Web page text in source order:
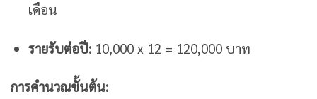
เดือน
รายรับต่อปี:10,000 x 12 = 120,000 บาท
การคำนวณขั้นต้น: